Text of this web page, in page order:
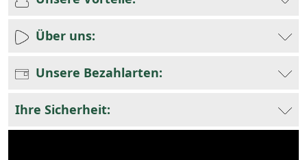
Über uns:
Unsere Bezahlarten:
Ihre Sicherheit: